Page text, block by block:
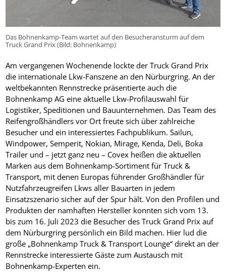
Das Bohnenkamp-Team wartet auf den Besucheransturm auf dem
Truck Grand Prix (Bild: Bohnenkamp)
Am vergangenen Wochenende lockte der Truck Grand Prix
die internationale Lkw-Fanszene an den Nürburgring. An der
weltbekannten Rennstrecke präsentierte auch die
Bohnenkamp AG eine aktuelle Lkw-Profilauswahl für
Logistiker, Speditionen und Bauunternehmen. Das Team des
Reifengroßhändlers vor Ort freute sich über zahlreiche
Besucher und ein interessiertes Fachpublikum. Sailun,
Windpower, Semperit, Nokian, Mirage, Kenda, Deli, Boka
Trailer und – jetzt ganz neu – Covex heißen die aktuellen
Marken aus dem Bohnenkamp-Sortiment für Truck &
Transport, mit denen Europas führender Großhändler für
Nutzfahrzeugreifen Lkws aller Bauarten in jedem
Einsatzszenario sicher auf der Spur hält. Von den Profilen und
Produkten der namhaften Hersteller konnten sich vom 13.
bis zum 16. Juli 2023 die Besucher des Truck Grand Prix auf
dem Nürburgring persönlich ein Bild machen. Hier lud die
große „Bohnenkamp Truck & Transport Lounge“ direkt an der
Rennstrecke interessierte Gäste zum Austausch mit
Bohnenkamp-Experten ein.